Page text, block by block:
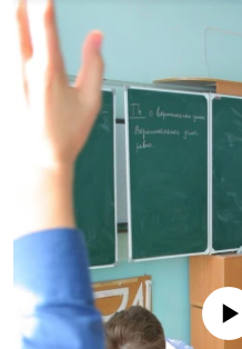
No media source